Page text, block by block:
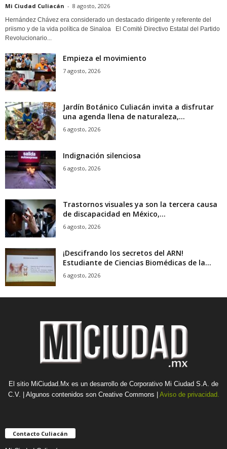
Mi Ciudad Culiacán - 8 agosto, 2026
Hernández Chávez era considerado un destacado dirigente y referente del
priismo y de la vida política de Sinaloa El Comité Directivo Estatal del Partido
Revolucionario...
Empieza el movimiento
7 agosto, 2026
Jardín Botánico Culiacán invita a disfrutar
una agenda llena de naturaleza,...
6 agosto, 2026
Indignación silenciosa
6 agosto, 2026
Trastornos visuales ya son la tercera causa
de discapacidad en México,...
6 agosto, 2026
¡Descifrando los secretos del ARN!
Estudiante de Ciencias Biomédicas de la...
6 agosto, 2026
El sitio MiCiudad.Mx es un desarrollo de Corporativo Mi Ciudad S.A. de
C.V. | Algunos contenidos son Creative Commons | Aviso de privacidad.
Contacto Culiacán